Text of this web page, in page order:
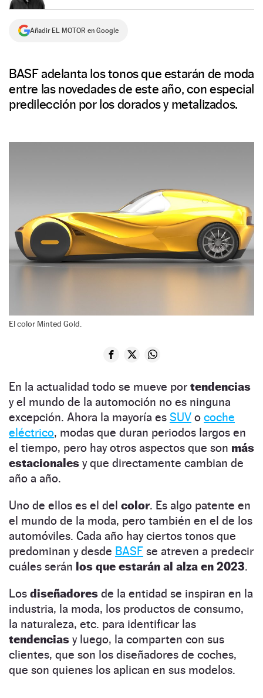
Añadir EL MOTOR en Google
BASF adelanta los tonos que estarán de moda
entre las novedades de este año, con especial
predilección por los dorados y metalizados.
El color Minted Gold.
En la actualidad todo se mueve por tendencias
y el mundo de la automoción no es ninguna
excepción. Ahora la mayoría es SUV o coche
eléctrico, modas que duran periodos largos en
el tiempo, pero hay otros aspectos que son más
estacionales y que directamente cambian de
año a año.
Uno de ellos es el del color. Es algo patente en
el mundo de la moda, pero también en el de los
automóviles. Cada año hay ciertos tonos que
predominan y desde BASF se atreven a predecir
cuáles serán los que estarán al alza en 2023.
Los diseñadores de la entidad se inspiran en la
industria, la moda, los productos de consumo,
la naturaleza, etc. para identificar las
tendencias y luego, la comparten con sus
clientes, que son los diseñadores de coches,
que son quienes los aplican en sus modelos.